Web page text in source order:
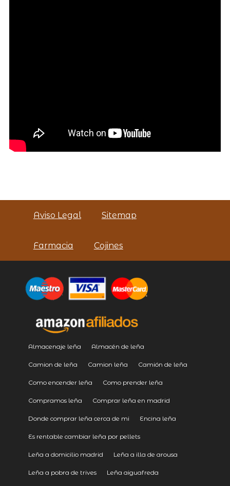
Aviso Legal Sitemap
Farmacia Cojines
Almacenaje leña Almacén de leña
Camion de leña Camion leña Camión de leña
Como encender leña Como prender leña
Compramos leña Comprar leña en madrid
Donde comprar leña cerca de mi Encina leña
Es rentable cambiar leña por pellets
Leña a domicilio madrid Leña a illa de arousa
Leña a pobra de trives Leña aiguafreda